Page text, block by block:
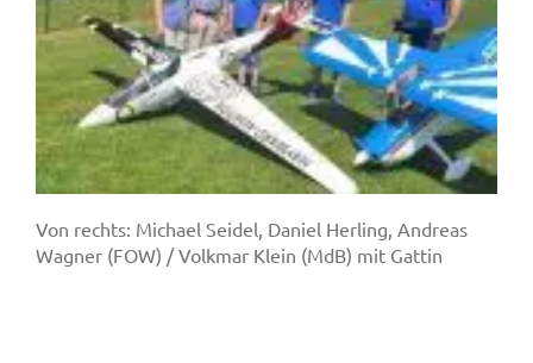
Von rechts: Michael Seidel, Daniel Herling, Andreas
Wagner (FOW) / Volkmar Klein (MdB) mit Gattin